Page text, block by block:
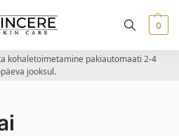
0
kohaletoimetamine pakiautomaati 2-4
jooksul.